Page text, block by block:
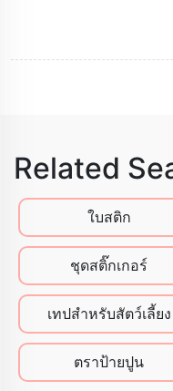
Related
ใบสติก
ชุดสติ๊กเกอร์
เทปสําหรับสัตว์เลี้ยง
ตราป้ายปูน